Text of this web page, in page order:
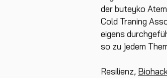
der buteyko
Cold Traning
eigens
so zu jedem
Resilienz,